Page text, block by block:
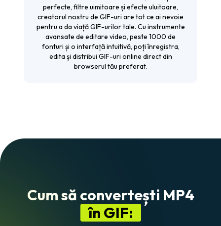
perfecte, filtre uimitoare și efecte uluitoare,
creatorul nostru de GIF-uri are tot ce ai nevoie
pentru a da viață GIF-urilor tale. Cu instrumente
avansate de editare video, peste 1000 de
fonturi și o interfață intuitivă, poți înregistra,
edita și distribui GIF-uri online direct din
browserul tău preferat.
Cum să convertești MP4
în GIF: